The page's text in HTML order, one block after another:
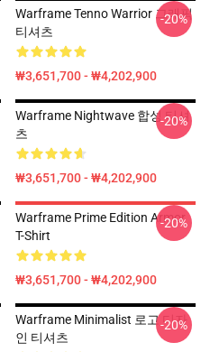
Warframe Tenno Warrior 그래픽
티셔츠
₩3,651,700 - ₩4,202,900
-20%
Warframe Nightwave 합성 티셔
츠
₩3,651,700 - ₩4,202,900
-20%
Warframe Prime Edition Armor
T-Shirt
₩3,651,700 - ₩4,202,900
-20%
Warframe Minimalist 로고 디자
인 티셔츠
-20%